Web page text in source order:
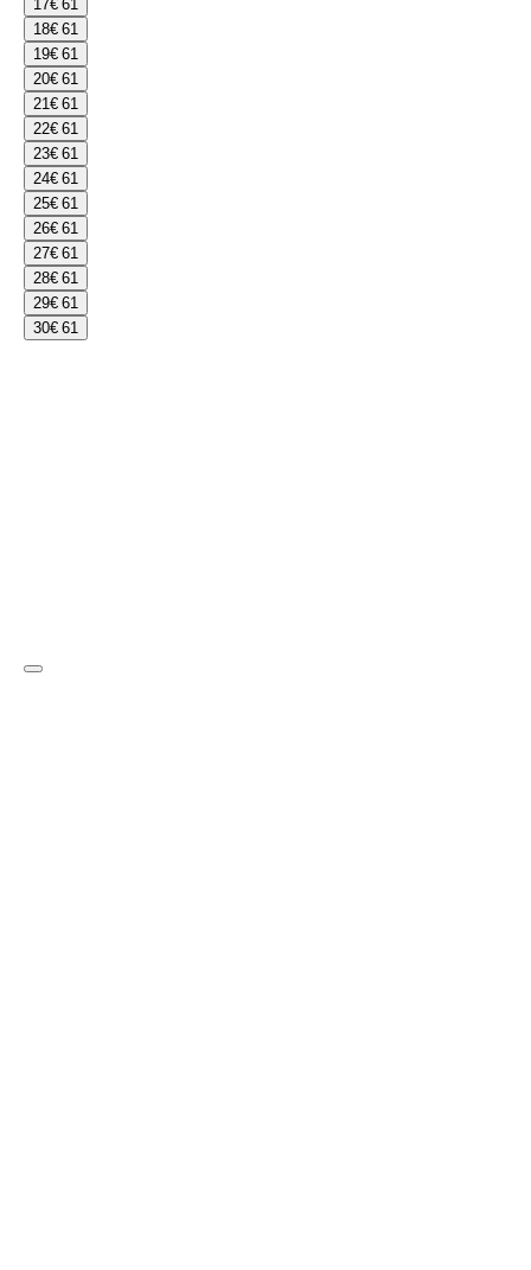
17€ 61
18€ 61
19€ 61
20€ 61
21€ 61
22€ 61
23€ 61
24€ 61
25€ 61
26€ 61
27€ 61
28€ 61
29€ 61
30€ 61